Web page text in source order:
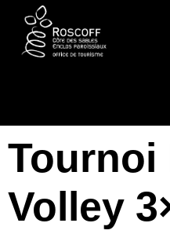
Tournoi
Volley
Cookies management panel